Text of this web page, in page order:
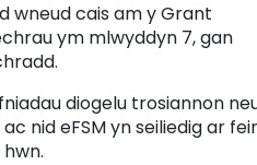
wneud cais am y Grant
ym mlwyddyn 7, gan
diogelu trosiannon
nid eFSM yn seiliedig ar